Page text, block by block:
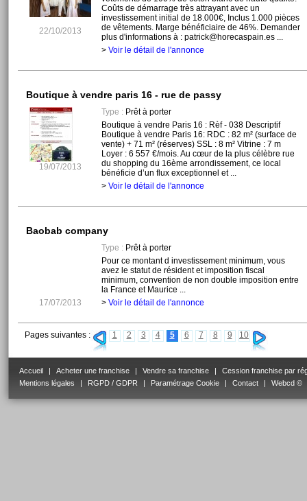
22/10/2013
Coûts de démarrage très attrayant avec un
investissement initial de 18.000€, Inclus 1.000 pièces
de vêtements. Marge bénéficiaire de 46%. Demander
plus d'informations à : patrick@horecaspain.es ...
> Voir le détail de l'annonce
Boutique à vendre paris 16 - rue de passy
19/07/2013
Type :Prêt à porter
Boutique à vendre Paris 16 : Rèf - 038 Descriptif
Boutique à vendre Paris 16: RDC : 82 m² (surface de
vente) + 71 m² (réserves) SSL : 8 m² Vitrine : 7 m
Loyer : 6 557 €/mois. Au cœur de la plus célèbre rue
du shopping du 16ème arrondissement, ce local
bénéficie d’un flux exceptionnel et ...
> Voir le détail de l'annonce
Baobab company
17/07/2013
Type :Prêt à porter
Pour ce montant d investissement minimum, vous
avez le statut de résident et imposition fiscal
minimum, convention de non double imposition entre
la France et Maurice ...
> Voir le détail de l'annonce
Pages suivantes : 1 2 3 4 5 6 7 8 9 10
Accueil Acheter une franchise Vendre sa franchise
Cession franchise par
Mentions légales
RGPD / GDPR Paramétrage Cookie Contact Webcd ©